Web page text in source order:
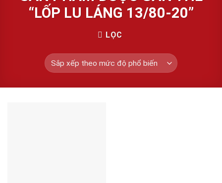
“LỐP LU LÁNG 13/80-20”
LỌC